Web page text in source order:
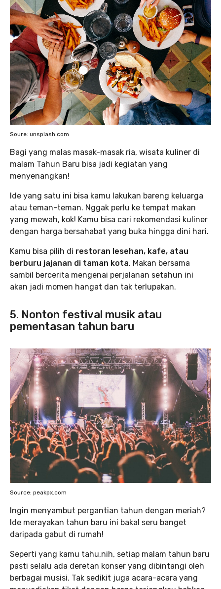
Soure: unsplash.com
Bagi yang malas masak-masak ria, wisata kuliner di
malam Tahun Baru bisa jadi kegiatan yang
menyenangkan!
Ide yang satu ini bisa kamu lakukan bareng keluarga
atau teman-teman. Nggak perlu ke tempat makan
yang mewah, kok! Kamu bisa cari rekomendasi kuliner
dengan harga bersahabat yang buka hingga dini hari.
Kamu bisa pilih di restoran lesehan, kafe, atau
berburu jajanan di taman kota. Makan bersama
sambil bercerita mengenai perjalanan setahun ini
akan jadi momen hangat dan tak terlupakan.
5. Nonton festival musik atau
pementasan tahun baru
Source: peakpx.com
Ingin menyambut pergantian tahun dengan meriah?
Ide merayakan tahun baru ini bakal seru banget
daripada gabut di rumah!
Seperti yang kamu tahu,nih, setiap malam tahun baru
pasti selalu ada deretan konser yang dibintangi oleh
berbagai musisi. Tak sedikit juga acara-acara yang